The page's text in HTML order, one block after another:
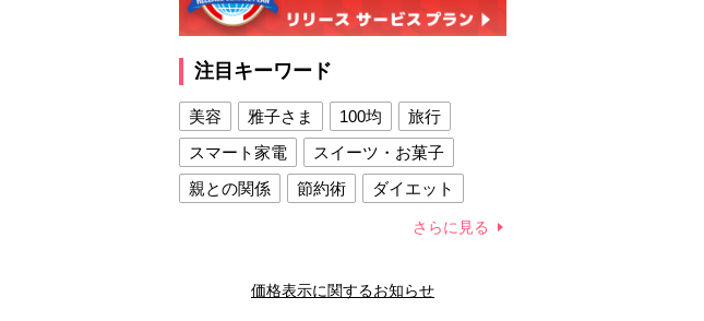
注目キーワード
美容 雅子さま 100均
旅行
スマート家電
スイーツ・お菓子
親との関係
節約術
ダイエット
夫との関係
新津春子 どか食い
さらに見る
価格表示に関するお知らせ